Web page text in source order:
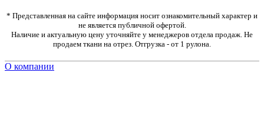
* Представленная на сайте информация носит ознакомительный характер и
не является публичной офертой.
Наличие и актуальную цену уточняйте у менеджеров отдела продаж. Не
продаем ткани на отрез. Отгрузка - от 1 рулона.
О компании